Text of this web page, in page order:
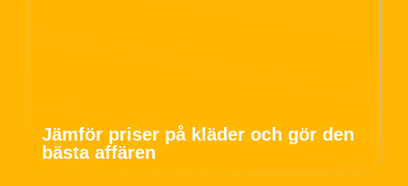
Jämför priser på kläder och gör den
bästa affären